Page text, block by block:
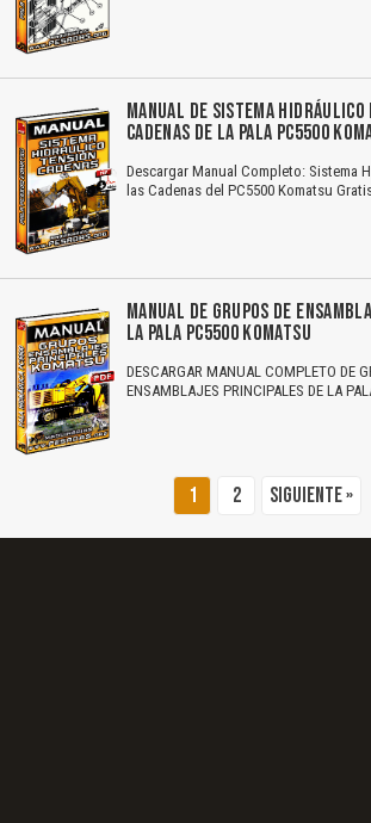
MANUAL DE SISTEMA
CADENAS DE LA PALA PC5500
Descargar Manual Completo: Sistema
las Cadenas del PC5500 Komatsu
MANUAL DE GRUPOS DE
LA PALA PC5500 KOMATSU
DESCARGAR MANUAL COMPLETO DE
ENSAMBLAJES PRINCIPALES DE LA
1 2 Siguiente »
El Título es incorrecto según el
Texto o Imagen de portada son
No carga o no se visualiza el